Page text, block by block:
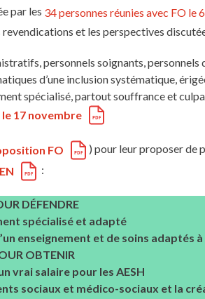
par les 34 personnes réunies avec FO le
et les perspectives
personnels soignants,
d’une inclusion systématique,
spécialisé, partout souffrance et
le 17 novembre
FO
) pour leur proposer de
:
DÉFENDRE
spécialisé et adapté
enseignement et de soins adaptés à
OBTENIR
vrai salaire pour les AESH
sociaux et médico-sociaux et la